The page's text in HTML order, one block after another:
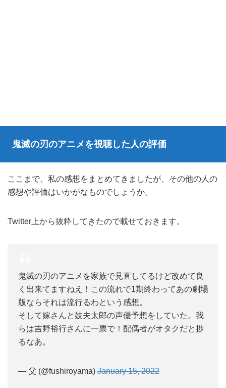
鬼滅の刃のアニメを視聴した人の評価
ここまで、私の感想をまとめてきましたが、その他の人の
感想や評価はいかがなものでしょうか。
Twitter上から抜粋してきたので載せておきます。
鬼滅の刃のアニメを家族で見直してるけど改めて良
く出来てますねえ！この流れで1期終わってあの劇場
版ならそれは流行るわという感想。
そして嫁さんと妓夫太郎の声優予想をしていた。我
らは吉野裕行さんに一票で！配偶者がオタクだと捗
るなあ。
— 父 (@fushiroyama) January 15, 2022